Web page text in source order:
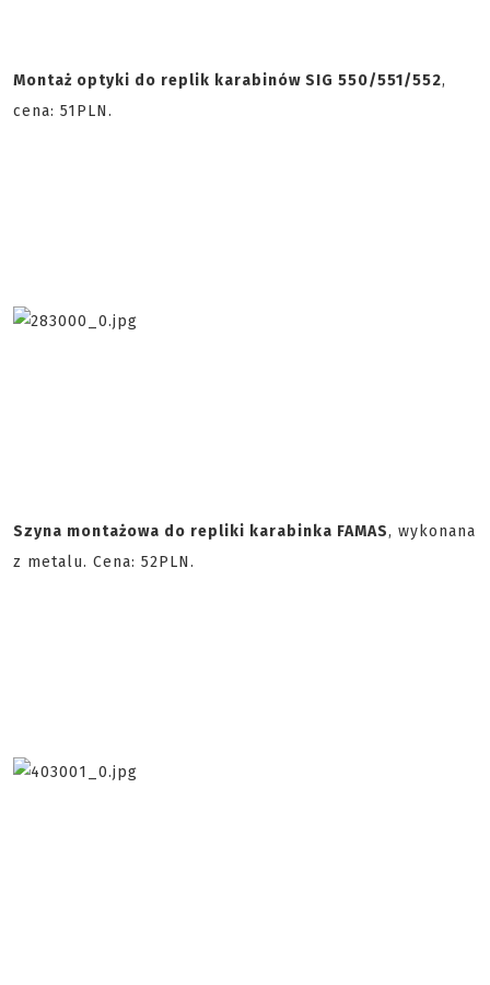
Montaż optyki do replik karabinów SIG 550/551/552,
cena: 51PLN.
Szyna montażowa do repliki karabinka FAMAS, wykonana
z metalu. Cena: 52PLN.